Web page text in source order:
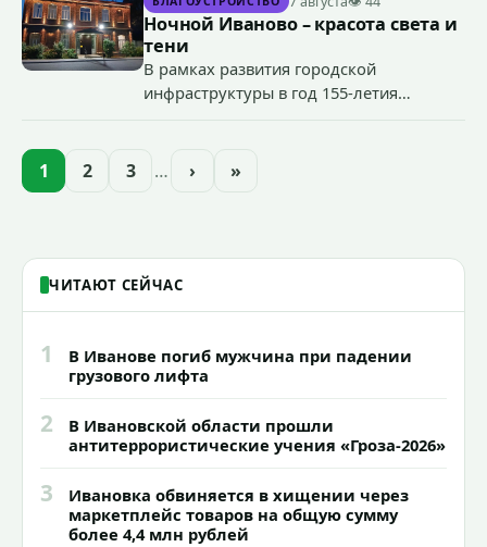
органов государственной власти.
«Гроза-2026».
Ночной Иваново – красота света и
тени
В рамках развития городской
инфраструктуры в год 155-летия
проекта подсветки исторических
1 2 3 … › »
ЧИТАЮТ СЕЙЧАС
1
В Иванове погиб мужчина при падении
грузового лифта
2
В Ивановской области прошли
антитеррористические учения «Гроза-2026»
3
Ивановка обвиняется в хищении через
маркетплейс товаров на общую сумму
более 4,4 млн рублей